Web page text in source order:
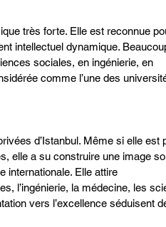
très forte. Elle est reconnue
intellectuel dynamique.
sociales, en ingénierie, en
comme l’une des
d’Istanbul. Même si elle est
elle a su construire une image
internationale. Elle attire
l’ingénierie, la médecine, les
vers l’excellence séduisent